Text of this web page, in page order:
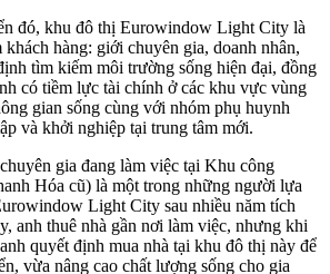
đó, khu đô thị Eurowindow Light City là
khách hàng: giới chuyên gia, doanh nhân,
tìm kiếm môi trường sống hiện đại, đồng
có tiềm lực tài chính ở các khu vực vùng
gian sống cùng với nhóm phụ huynh
và khởi nghiệp tại trung tâm mới.
gia đang làm việc tại Khu công
Hóa cũ) là một trong những người lựa
Light City sau nhiều năm tích
anh thuê nhà gần nơi làm việc, nhưng khi
quyết định mua nhà tại khu đô thị này để
vừa nâng cao chất lượng sống cho gia